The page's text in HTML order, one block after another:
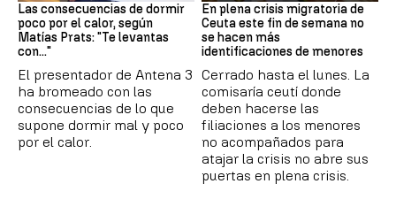
Las consecuencias de dormir
poco por el calor, según
Matías Prats: "Te levantas
con..."
El presentador de Antena 3
ha bromeado con las
consecuencias de lo que
supone dormir mal y poco
por el calor.
En plena crisis migratoria de
Ceuta este fin de semana no
se hacen más
identificaciones de menores
Cerrado hasta el lunes. La
comisaría ceutí donde
deben hacerse las
filiaciones a los menores
no acompañados para
atajar la crisis no abre sus
puertas en plena crisis.